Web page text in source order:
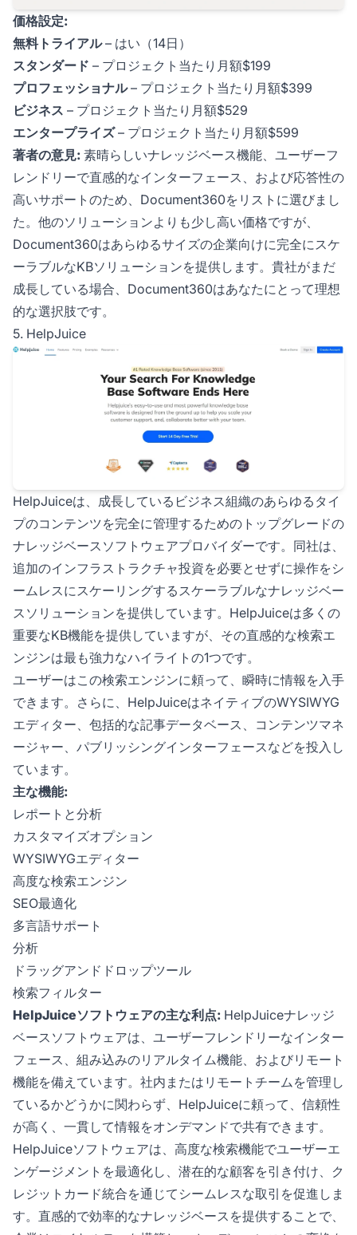
価格設定:
無料トライアル– はい（14日）
スタンダード – プロジェクト当たり月額$199
プロフェッショナル– プロジェクト当たり月額$399
ビジネス – プロジェクト当たり月額$529
エンタープライズ– プロジェクト当たり月額$599
著者の意見: 素晴らしいナレッジベース機能、ユーザーフ
レンドリーで直感的なインターフェース、および応答性の
高いサポートのため、Document360をリストに選びまし
た。他のソリューションよりも少し高い価格ですが、
Document360はあらゆるサイズの企業向けに完全にスケ
ーラブルなKBソリューションを提供します。貴社がまだ
成長している場合、Document360はあなたにとって理想
的な選択肢です。
5. HelpJuice
HelpJuiceは、成長しているビジネス組織のあらゆるタイ
プのコンテンツを完全に管理するためのトップグレードの
ナレッジベースソフトウェアプロバイダーです。同社は、
追加のインフラストラクチャ投資を必要とせずに操作をシ
ームレスにスケーリングするスケーラブルなナレッジベー
スソリューションを提供しています。HelpJuiceは多くの
重要なKB機能を提供していますが、その直感的な検索エ
ンジンは最も強力なハイライトの1つです。
ユーザーはこの検索エンジンに頼って、瞬時に情報を入手
できます。さらに、HelpJuiceはネイティブのWYSIWYG
エディター、包括的な記事データベース、コンテンツマネ
ージャー、パブリッシングインターフェースなどを投入し
ています。
主な機能:
レポートと分析
カスタマイズオプション
WYSIWYGエディター
高度な検索エンジン
SEO最適化
多言語サポート
分析
ドラッグアンドドロップツール
検索フィルター
HelpJuiceソフトウェアの主な利点: HelpJuiceナレッジ
ベースソフトウェアは、ユーザーフレンドリーなインター
フェース、組み込みのリアルタイム機能、およびリモート
機能を備えています。社内またはリモートチームを管理し
ているかどうかに関わらず、HelpJuiceに頼って、信頼性
が高く、一貫して情報をオンデマンドで共有できます。
HelpJuiceソフトウェアは、高度な検索機能でユーザーエ
ンゲージメントを最適化し、潜在的な顧客を引き付け、ク
レジットカード統合を通じてシームレスな取引を促進しま
す。直感的で効率的なナレッジベースを提供することで、